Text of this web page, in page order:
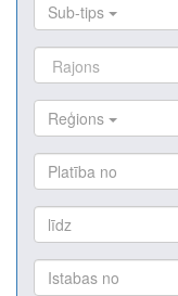
Sub-tips
Reģions